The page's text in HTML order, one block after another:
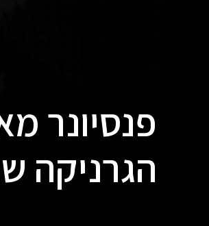
פנסיונר
הגרניקה